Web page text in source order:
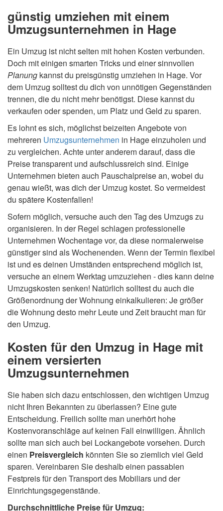
günstig umziehen mit einem
Umzugsunternehmen in Hage
Ein Umzug ist nicht selten mit hohen Kosten verbunden.
Doch mit einigen smarten Tricks und einer sinnvollen
Planung kannst du preisgünstig umziehen in Hage. Vor
dem Umzug solltest du dich von unnötigen Gegenständen
trennen, die du nicht mehr benötigst. Diese kannst du
verkaufen oder spenden, um Platz und Geld zu sparen.
Es lohnt es sich, möglichst beizeiten Angebote von
mehreren Umzugsunternehmen in Hage einzuholen und
zu vergleichen. Achte unter anderem darauf, dass die
Preise transparent und aufschlussreich sind. Einige
Unternehmen bieten auch Pauschalpreise an, wobei du
genau wießt, was dich der Umzug kostet. So vermeidest
du spätere Kostenfallen!
Sofern möglich, versuche auch den Tag des Umzugs zu
organisieren. In der Regel schlagen professionelle
Unternehmen Wochentage vor, da diese normalerweise
günstiger sind als Wochenenden. Wenn der Termin flexibel
ist und es deinen Umständen entsprechend möglich ist,
versuche an einem Werktag umzuziehen - dies kann deine
Umzugskosten senken! Natürlich solltest du auch die
Größenordnung der Wohnung einkalkulieren: Je größer
die Wohnung desto mehr Leute und Zeit braucht man für
den Umzug.
Kosten für den Umzug in Hage mit
einem versierten
Umzugsunternehmen
Sie haben sich dazu entschlossen, den wichtigen Umzug
nicht Ihren Bekannten zu überlassen? Eine gute
Entscheidung. Freilich sollte man unerhört hohe
Kostenvoranschläge auf keinen Fall einwilligen. Ähnlich
sollte man sich auch bei Lockangebote vorsehen. Durch
einen Preisvergleich könnten Sie so ziemlich viel Geld
sparen. Vereinbaren Sie deshalb einen passablen
Festpreis für den Transport des Mobiliars und der
Einrichtungsgegenstände.
Durchschnittliche Preise für Umzug: